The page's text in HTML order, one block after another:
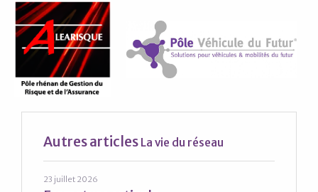
Autres articles La vie du réseau
23 juillet 2026